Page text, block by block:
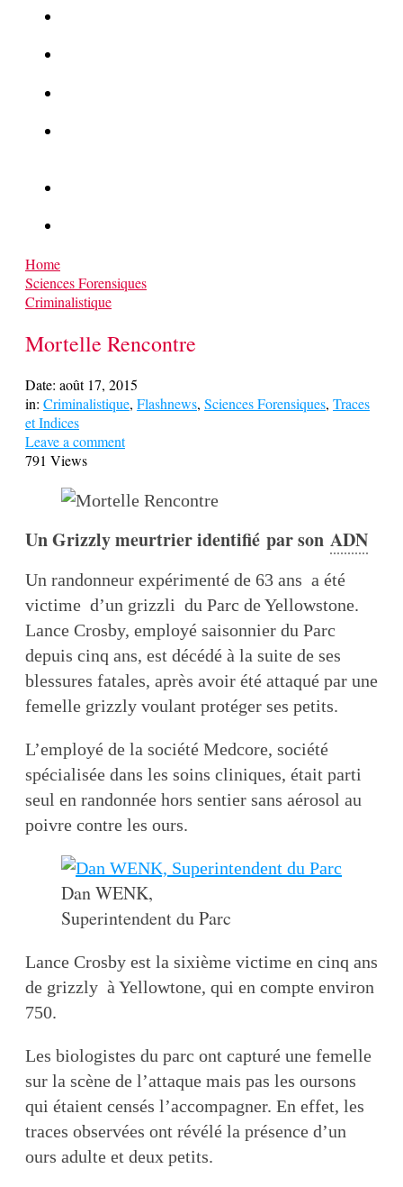
Home
Sciences Forensiques
Criminalistique
Mortelle Rencontre
Date: août 17, 2015
in: Criminalistique, Flashnews, Sciences Forensiques, Traces
et Indices
Leave a comment
791 Views
Un Grizzly meurtrier identifié par son ADN
Un randonneur expérimenté de 63 ans a été
victime d’un grizzli du Parc de Yellowstone.
Lance Crosby, employé saisonnier du Parc
depuis cinq ans, est décédé à la suite de ses
blessures fatales, après avoir été attaqué par une
femelle grizzly voulant protéger ses petits.
L’employé de la société Medcore, société
spécialisée dans les soins cliniques, était parti
seul en randonnée hors sentier sans aérosol au
poivre contre les ours.
Dan WENK,
Superintendent du Parc
Lance Crosby est la sixième victime en cinq ans
de grizzly à Yellowtone, qui en compte environ
750.
Les biologistes du parc ont capturé une femelle
sur la scène de l’attaque mais pas les oursons
qui étaient censés l’accompagner. En effet, les
traces observées ont révélé la présence d’un
ours adulte et deux petits.